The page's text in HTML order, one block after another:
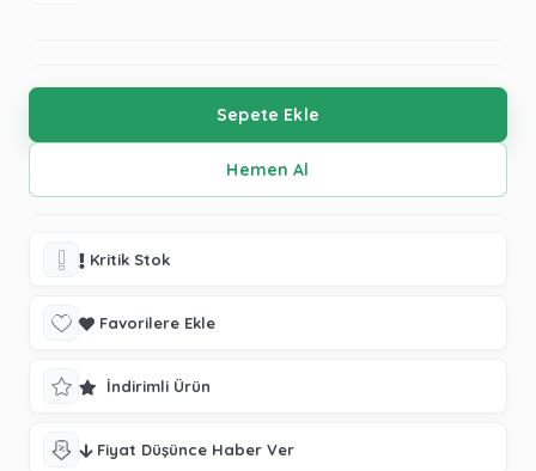
Kritik Stok
Favorilere Ekle
İndirimli Ürün
Fiyat Düşünce Haber Ver